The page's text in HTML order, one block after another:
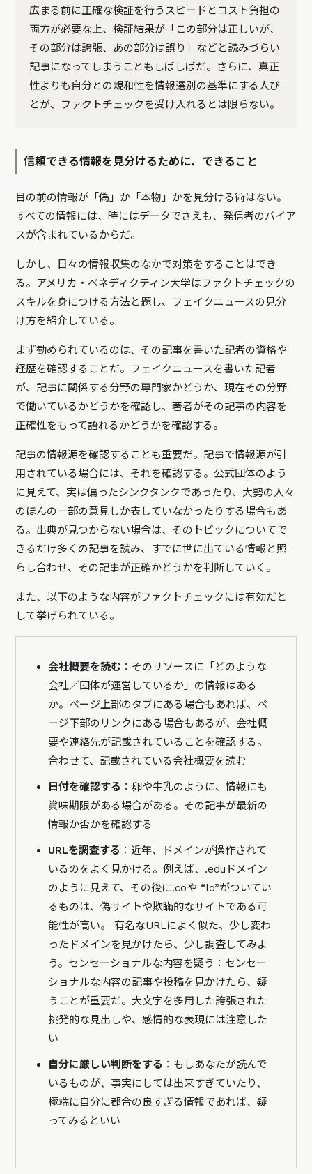
広まる前に正確な検証を行うスピードとコスト負担の
両方が必要な上、検証結果が「この部分は正しいが、
その部分は誇張、あの部分は誤り」などと読みづらい
記事になってしまうこともしばしばだ。さらに、真正
性よりも自分との親和性を情報選別の基準にする人び
とが、ファクトチェックを受け入れるとは限らない。
信頼できる情報を見分けるために、できること
目の前の情報が「偽」か「本物」かを見分ける術はない。
すべての情報には、時にはデータでさえも、発信者のバイア
スが含まれているからだ。
しかし、日々の情報収集のなかで対策をすることはでき
る。アメリカ・ベネディクティン大学はファクトチェックの
スキルを身につける方法と題し、フェイクニュースの見分
け方を紹介している。
まず勧められているのは、その記事を書いた記者の資格や
経歴を確認することだ。フェイクニュースを書いた記者
が、記事に関係する分野の専門家かどうか、現在その分野
で働いているかどうかを確認し、著者がその記事の内容を
正確性をもって語れるかどうかを確認する。
記事の情報源を確認することも重要だ。記事で情報源が引
用されている場合には、それを確認する。公式団体のよう
に見えて、実は偏ったシンクタンクであったり、大勢の人々
のほんの一部の意見しか表していなかったりする場合もあ
る。出典が見つからない場合は、そのトピックについてで
きるだけ多くの記事を読み、すでに世に出ている情報と照
らし合わせ、その記事が正確かどうかを判断していく。
また、以下のような内容がファクトチェックには有効だと
して挙げられている。
会社概要を読む ：そのリソースに「どのような
会社／団体が運営しているか」の情報はある
か。ページ上部のタブにある場合もあれば、ペ
ージ下部のリンクにある場合もあるが、会社概
要や連絡先が記載されていることを確認する。
合わせて、記載されている会社概要を読む
日付を確認する ：卵や牛乳のように、情報にも
賞味期限がある場合がある。その記事が最新の
情報か否かを確認する
URLを調査する ：近年、ドメインが操作されて
いるのをよく見かける。例えば、.eduドメイン
のように見えて、その後に.coや “lo”がついてい
るものは、偽サイトや欺瞞的なサイトである可
能性が高い。 有名なURLによく似た、少し変わ
ったドメインを見かけたら、少し調査してみよ
う。センセーショナルな内容を疑う：センセー
ショナルな内容の記事や投稿を見かけたら、疑
うことが重要だ。大文字を多用した誇張された
挑発的な見出しや、感情的な表現には注意した
い
自分に厳しい判断をする ：もしあなたが読んで
いるものが、事実にしては出来すぎていたり、
極端に自分に都合の良すぎる情報であれば、疑
ってみるといい